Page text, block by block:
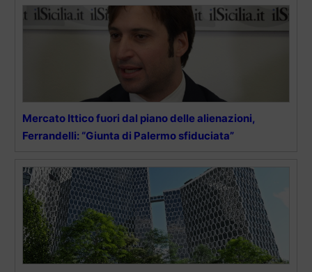
Mercato Ittico fuori dal piano delle alienazioni,
Ferrandelli: “Giunta di Palermo sfiduciata”